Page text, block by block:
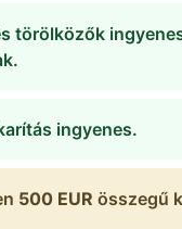
törölközők
ingyenes.
500 EUR összegű